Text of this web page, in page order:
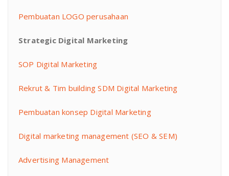
Pembuatan LOGO perusahaan
Strategic Digital Marketing
SOP Digital Marketing
Rekrut & Tim building SDM Digital Marketing
Pembuatan konsep Digital Marketing
Digital marketing management (SEO & SEM)
Advertising Management